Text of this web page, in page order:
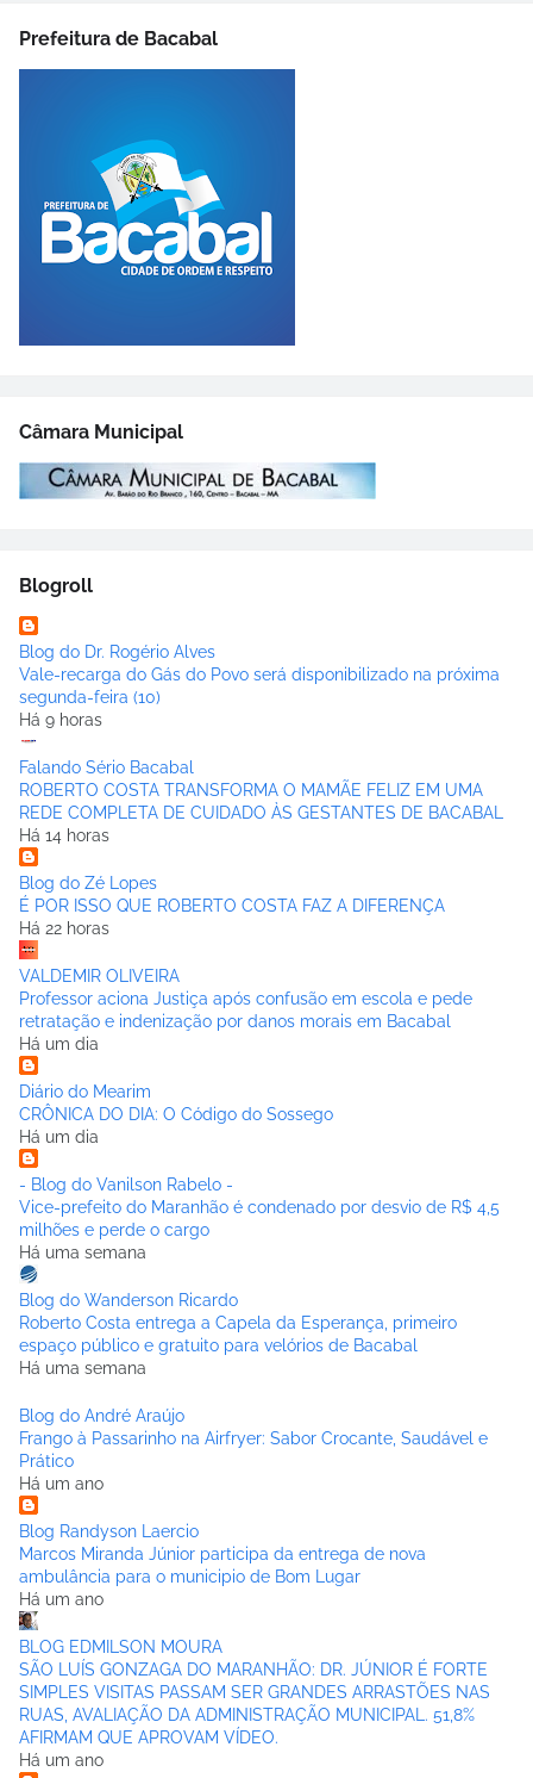
Prefeitura de Bacabal
Câmara Municipal
Blogroll
Blog do Dr. Rogério Alves
Vale-recarga do Gás do Povo será disponibilizado na próxima
segunda-feira (10)
Há 9 horas
Falando Sério Bacabal
ROBERTO COSTA TRANSFORMA O MAMÃE FELIZ EM UMA
REDE COMPLETA DE CUIDADO ÀS GESTANTES DE BACABAL
Há 14 horas
Blog do Zé Lopes
É POR ISSO QUE ROBERTO COSTA FAZ A DIFERENÇA
Há 22 horas
VALDEMIR OLIVEIRA
Professor aciona Justiça após confusão em escola e pede
retratação e indenização por danos morais em Bacabal
Há um dia
Diário do Mearim
CRÔNICA DO DIA: O Código do Sossego
Há um dia
- Blog do Vanilson Rabelo -
Vice-prefeito do Maranhão é condenado por desvio de R$ 4,5
milhões e perde o cargo
Há uma semana
Blog do Wanderson Ricardo
Roberto Costa entrega a Capela da Esperança, primeiro
espaço público e gratuito para velórios de Bacabal
Há uma semana
Blog do André Araújo
Frango à Passarinho na Airfryer: Sabor Crocante, Saudável e
Prático
Há um ano
Blog Randyson Laercio
Marcos Miranda Júnior participa da entrega de nova
ambulância para o municipio de Bom Lugar
Há um ano
BLOG EDMILSON MOURA
SÃO LUÍS GONZAGA DO MARANHÃO: DR. JÚNIOR É FORTE
SIMPLES VISITAS PASSAM SER GRANDES ARRASTÕES NAS
RUAS, AVALIAÇÃO DA ADMINISTRAÇÃO MUNICIPAL. 51,8%
AFIRMAM QUE APROVAM VÍDEO.
Há um ano